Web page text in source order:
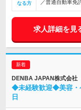
なる方
／普通自動車免
求人詳細を見
DENBA JAPAN株式会社
◆未経験歓迎◆美容・
日